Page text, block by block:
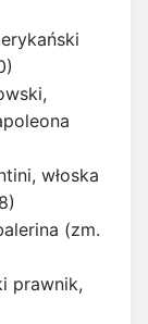
włoska
(zm.
prawnik,